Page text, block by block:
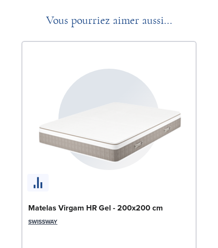
Vous pourriez aimer aussi...
Matelas Virgam HR Gel - 200x200 cm
SWISSWAY